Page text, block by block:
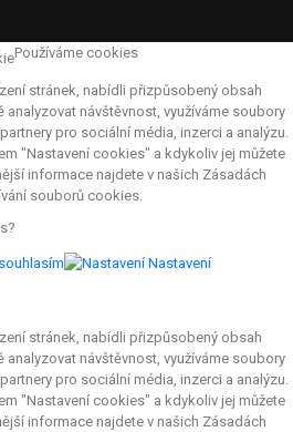
Používáme cookies
stránek, nabídli přizpůsobený obsah
analyzovat návštěvnost, využíváme soubory
pro sociální média, inzerci a analýzu.
"Nastavení cookies" a kdykoliv jej můžete
informace najdete v našich Zásadách
souborů cookies.
Nastavení
stránek, nabídli přizpůsobený obsah
analyzovat návštěvnost, využíváme soubory
pro sociální média, inzerci a analýzu.
"Nastavení cookies" a kdykoliv jej můžete
informace najdete v našich Zásadách